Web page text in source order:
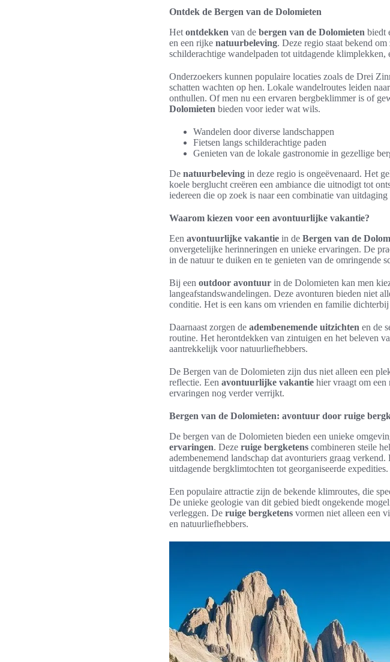
Ontdek de Bergen van de Dolomieten
Het ontdekken van de bergen van de Dolomieten biedt
en een rijke natuurbeleving. Deze regio staat bekend om
schilderachtige wandelpaden tot uitdagende
Onderzoekers kunnen populaire locaties zoals de Drei
schatten wachten op hen. Lokale wandelroutes leiden
onthullen. Of men nu een ervaren bergbeklimmer is of
Dolomieten bieden voor ieder wat wils.
Wandelen door diverse landschappen
Fietsen langs schilderachtige paden
Genieten van de lokale gastronomie in gezellige
De natuurbeleving in deze regio is ongeëvenaard. Het
koele berglucht creëren een ambiance die uitnodigt tot
iedereen die op zoek is naar een combinatie van
Waarom kiezen voor een avontuurlijke vakantie?
Een avontuurlijke vakantie in de Bergen van de
onvergetelijke herinneringen en unieke ervaringen. De
in de natuur te duiken en te genieten van de omringende
Bij een outdoor avontuur in de Dolomieten kan men
langeafstandswandelingen. Deze avonturen bieden niet
conditie. Het is een kans om vrienden en familie
Daarnaast zorgen de adembenemende uitzichten en de
routine. Het herontdekken van zintuigen en het beleven
aantrekkelijk voor natuurliefhebbers.
De Bergen van de Dolomieten zijn dus niet alleen een
reflectie. Een avontuurlijke vakantie hier vraagt om
ervaringen nog verder verrijkt.
Bergen van de Dolomieten: avontuur door ruige
De bergen van de Dolomieten bieden een unieke
ervaringen. Deze ruige bergketens combineren steile
adembenemend landschap dat avonturiers graag
uitdagende bergklimtochten tot georganiseerde expedities.
Een populaire attractie zijn de bekende klimroutes, die
De unieke geologie van dit gebied biedt ongekende
verleggen. De ruige bergketens vormen niet alleen een
en natuurliefhebbers.